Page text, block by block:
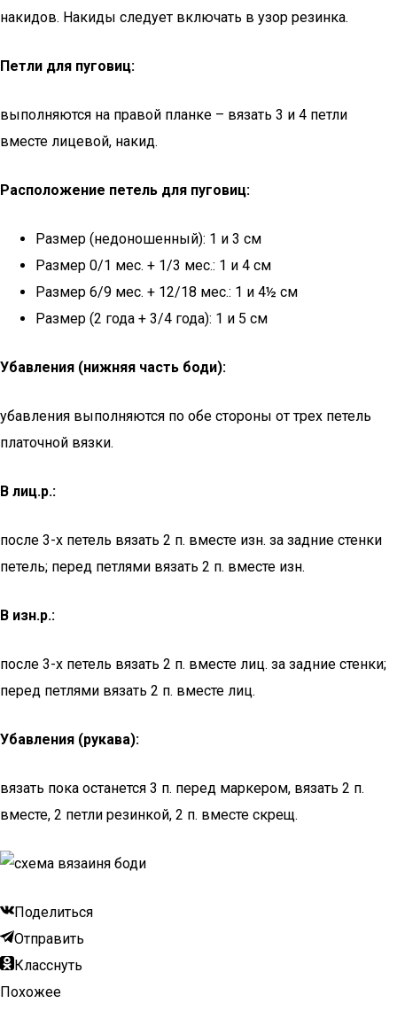
накидов. Накиды следует включать в узор резинка.
Петли для пуговиц:
выполняются на правой планке – вязать 3 и 4 петли
вместе лицевой, накид.
Расположение петель для пуговиц:
Размер (недоношенный): 1 и 3 см
Размер 0/1 мес. + 1/3 мес.: 1 и 4 см
Размер 6/9 мес. + 12/18 мес.: 1 и 4½ см
Размер (2 года + 3/4 года): 1 и 5 см
Убавления (нижняя часть боди):
убавления выполняются по обе стороны от трех петель
платочной вязки.
В лиц.р.:
после 3-х петель вязать 2 п. вместе изн. за задние стенки
петель; перед петлями вязать 2 п. вместе изн.
В изн.р.:
после 3-х петель вязать 2 п. вместе лиц. за задние стенки;
перед петлями вязать 2 п. вместе лиц.
Убавления (рукава):
вязать пока останется 3 п. перед маркером, вязать 2 п.
вместе, 2 петли резинкой, 2 п. вместе скрещ.
Поделиться
Отправить
Класснуть
Похожее